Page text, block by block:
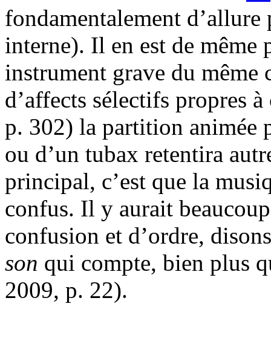
fondamentalement
interne). Il en est de même
instrument grave du même
d’affects sélectifs propres
p. 302) la partition animée
ou d’un tubax retentira
principal, c’est que la
confus. Il y aurait
confusion et d’ordre,
son qui compte, bien plus
2009, p. 22).